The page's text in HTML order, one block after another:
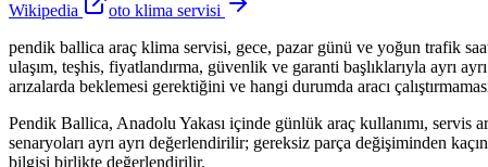
Wikipedia
oto klima servisi
pendik ballica araç klima servisi, gece, pazar günü ve yoğun trafik
ulaşım, teşhis, fiyatlandırma, güvenlik ve garanti başlıklarıyla ayrı
arızalarda beklemesi gerektiğini ve hangi durumda aracı
Pendik Ballica, Anadolu Yakası içinde günlük araç kullanımı, servis
senaryoları ayrı ayrı değerlendirilir; gereksiz parça değişiminden
bilgisi birlikte değerlendirilir.